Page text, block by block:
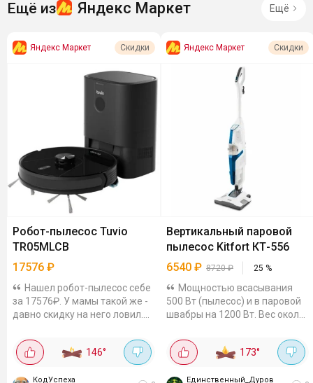
Ещё из Яндекс Маркет Ещё
Яндекс Маркет Скидки
Робот-пылесос Tuvio
TR05MLCB
17576 ₽
Нашел робот-пылесос себе
за 17576₽. У мамы такой же -
давно скидку на него ловил.
кто хотел такого помощника -
берите. Из описания с айта:...
146°
КодУспеха
Яндекс Маркет Скидки
Вертикальный паровой
пылесос Kitfort КТ-556
6540 ₽ 8720₽ 25 %
Мощностью всасывания
500 Вт (пылесос) и в паровой
швабры на 1200 Вт. Вес около
мусора объёмом 1.25 л, в
комплекте тряпка и рамка для
мытья пола.
173°
Единственный_Дуров